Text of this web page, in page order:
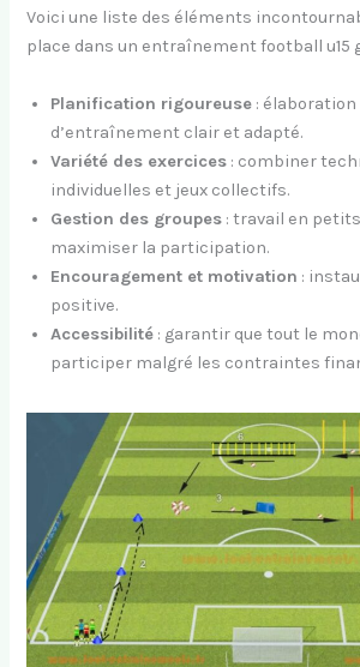
Voici une liste des éléments
place dans un entraînement football u15
Planification rigoureuse : élaboration
d’entraînement clair et adapté.
Variété des exercices : combiner
individuelles et jeux collectifs.
Gestion des groupes : travail en
maximiser la participation.
Encouragement et motivation :
positive.
Accessibilité : garantir que tout le
participer malgré les contraintes